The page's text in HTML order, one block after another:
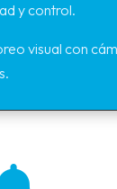
y control.
visual con